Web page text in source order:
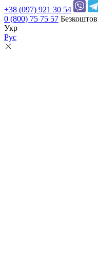
+38 (097) 921 30 54
0 (800) 75 75 57
Укр
Рус